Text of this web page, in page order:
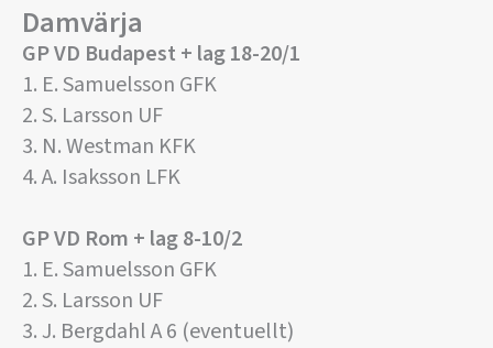
Damvärja
GP VD Budapest + lag 18-20/1
1. E. Samuelsson GFK
2. S. Larsson UF
3. N. Westman KFK
4. A. Isaksson LFK
GP VD Rom + lag 8-10/2
1. E. Samuelsson GFK
2. S. Larsson UF
3. J. Bergdahl A 6 (eventuellt)